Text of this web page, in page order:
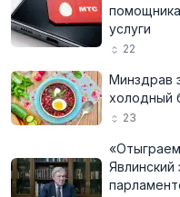
услуги
22
Минздрав
холодный
23
Явлинский